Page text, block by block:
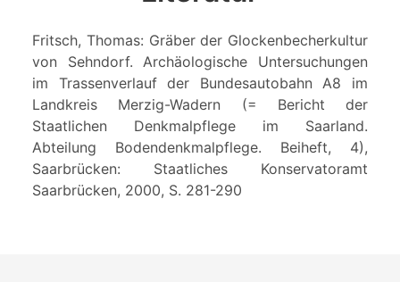
Fritsch, Thomas: Gräber der Glockenbecherkultur
von Sehndorf. Archäologische Untersuchungen
im Trassenverlauf der Bundesautobahn A8 im
Landkreis Merzig-Wadern (= Bericht der
Staatlichen Denkmalpflege im Saarland.
Abteilung Bodendenkmalpflege. Beiheft, 4),
Saarbrücken: Staatliches Konservatoramt
Saarbrücken, 2000, S. 281-290